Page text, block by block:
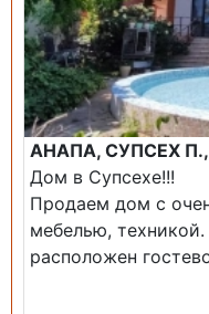
АНАПА, СУПСЕХ
Дом в Супсехе!!!
Продаем дом с
мебелью,
расположен